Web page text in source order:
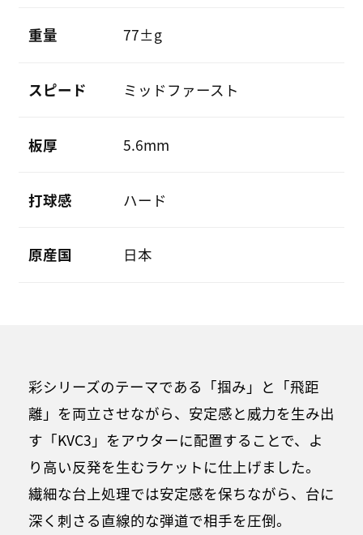
重量 77±g
スピード ミッドファースト
板厚 5.6mm
打球感 ハード
原産国 日本
彩シリーズのテーマである「掴み」と「飛距
離」を両立させながら、安定感と威力を生み出
す「KVC3」をアウターに配置することで、よ
り高い反発を生むラケットに仕上げました。
繊細な台上処理では安定感を保ちながら、台に
深く刺さる直線的な弾道で相手を圧倒。